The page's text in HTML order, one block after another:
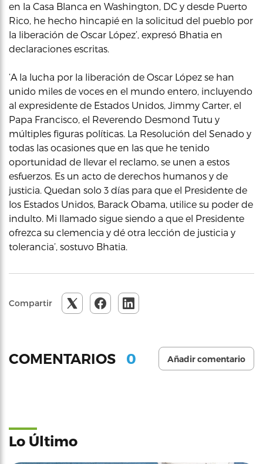
en la Casa Blanca en Washington, DC y desde Puerto
Rico, he hecho hincapié en la solicitud del pueblo por
la liberación de Oscar López’, expresó Bhatia en
declaraciones escritas.
‘A la lucha por la liberación de Oscar López se han
unido miles de voces en el mundo entero, incluyendo
al expresidente de Estados Unidos, Jimmy Carter, el
Papa Francisco, el Reverendo Desmond Tutu y
múltiples figuras políticas. La Resolución del Senado y
todas las ocasiones que en las que he tenido
oportunidad de llevar el reclamo, se unen a estos
esfuerzos. Es un acto de derechos humanos y de
justicia. Quedan solo 3 días para que el Presidente de
los Estados Unidos, Barack Obama, utilice su poder de
indulto. Mi llamado sigue siendo a que el Presidente
ofrezca su clemencia y dé otra lección de justicia y
tolerancia’, sostuvo Bhatia.
Compartir
COMENTARIOS 0 Añadir comentario
Lo Último